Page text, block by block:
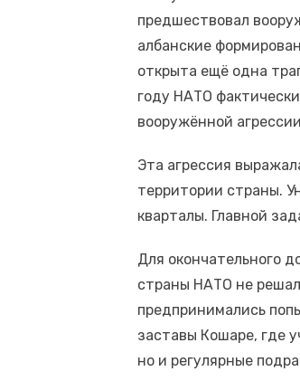
предшествовал
албанские
открыта ещё одна
году НАТО
вооружённой
Эта агрессия
территории страны.
кварталы. Главной
Для окончательного
страны НАТО не
предпринимались
заставы Кошаре, где
но и регулярные